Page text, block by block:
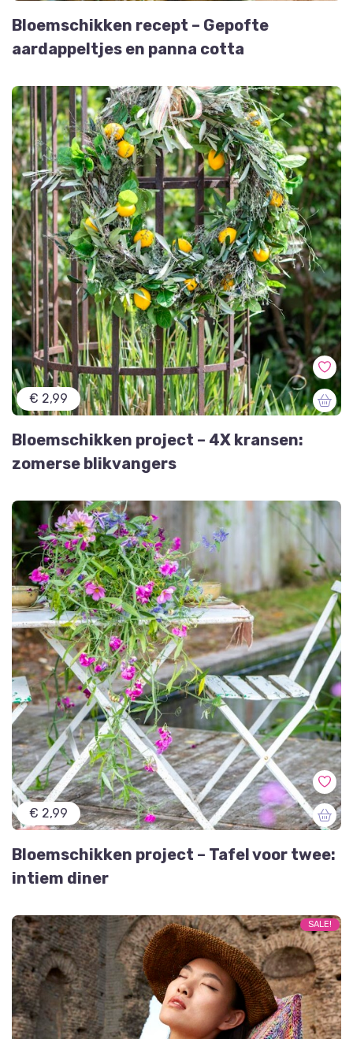
Bloemschikken recept – Gepofte
aardappeltjes en panna cotta
€ 2,99
Bloemschikken project – 4X kransen:
zomerse blikvangers
€ 2,99
Bloemschikken project – Tafel voor twee:
intiem diner
SALE!